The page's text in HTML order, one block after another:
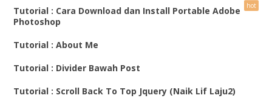
Tutorial : Cara Download dan Install Portable Adobe
Photoshop
Tutorial : About Me
Tutorial : Divider Bawah Post
Tutorial : Scroll Back To Top Jquery (Naik Lif Laju2)